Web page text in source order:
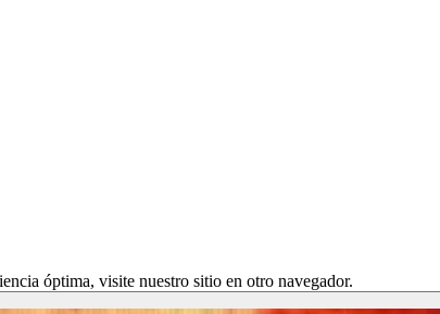
óptima, visite nuestro sitio en otro navegador.